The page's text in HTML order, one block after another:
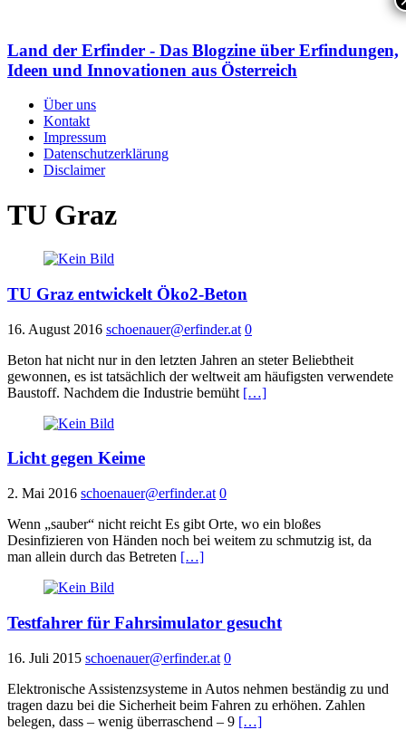
Land der Erfinder - Das Blogzine über Erfindungen,
Ideen und Innovationen aus Österreich
Über uns
Kontakt
Impressum
Datenschutzerklärung
Disclaimer
TU Graz
TU Graz entwickelt Öko2-Beton
16. August 2016 schoenauer@erfinder.at 0
Beton hat nicht nur in den letzten Jahren an steter Beliebtheit
gewonnen, es ist tatsächlich der weltweit am häufigsten verwendete
Baustoff. Nachdem die Industrie bemüht […]
Licht gegen Keime
2. Mai 2016 schoenauer@erfinder.at 0
Wenn „sauber“ nicht reicht Es gibt Orte, wo ein bloßes
Desinfizieren von Händen noch bei weitem zu schmutzig ist, da
man allein durch das Betreten […]
Testfahrer für Fahrsimulator gesucht
16. Juli 2015 schoenauer@erfinder.at 0
Elektronische Assistenzsysteme in Autos nehmen beständig zu und
tragen dazu bei die Sicherheit beim Fahren zu erhöhen. Zahlen
belegen, dass – wenig überraschend – 9 […]